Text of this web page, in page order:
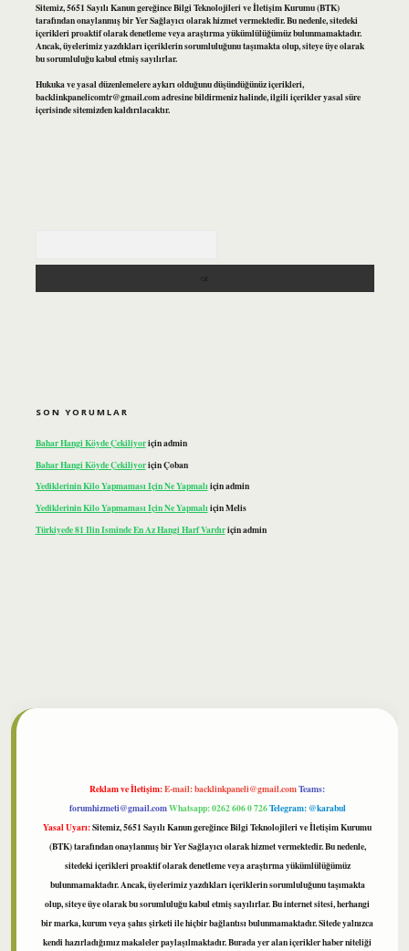
Sitemiz, 5651 Sayılı Kanun gereğince Bilgi Teknolojileri ve İletişim Kurumu (BTK)
tarafından onaylanmış bir Yer Sağlayıcı olarak hizmet vermektedir. Bu nedenle, sitedeki
içerikleri proaktif olarak denetleme veya araştırma yükümlülüğümüz bulunmamaktadır.
Ancak, üyelerimiz yazdıkları içeriklerin sorumluluğunu taşımakta olup, siteye üye olarak
bu sorumluluğu kabul etmiş sayılırlar.
Hukuka ve yasal düzenlemelere aykırı olduğunu düşündüğünüz içerikleri,
backlinkpanelicomtr@gmail.comadresine bildirmeniz halinde, ilgili içerikler yasal süre
içerisinde sitemizden kaldırılacaktır.
SON YORUMLAR
Bahar Hangi Köyde Çekiliyoriçinadmin
Bahar Hangi Köyde ÇekiliyoriçinÇoban
Yediklerinin Kilo Yapmaması Için Ne Yapmalıiçinadmin
Yediklerinin Kilo Yapmaması Için Ne YapmalıiçinMelis
Türkiyede 81 Ilin Isminde En Az Hangi Harf Vardıriçinadmin
Reklam ve İletişim:E-mail:backlinkpaneli@gmail.comTeams:
forumhizmeti@gmail.comWhatsapp: 0262 606 0 726Telegram: @karabul
Yasal Uyarı:Sitemiz, 5651 Sayılı Kanun gereğince Bilgi Teknolojileri ve İletişim Kurumu
(BTK) tarafından onaylanmış bir Yer Sağlayıcı olarak hizmet vermektedir. Bu nedenle,
sitedeki içerikleri proaktif olarak denetleme veya araştırma yükümlülüğümüz
bulunmamaktadır. Ancak, üyelerimiz yazdıkları içeriklerin sorumluluğunu taşımakta
olup, siteye üye olarak bu sorumluluğu kabul etmiş sayılırlar. Bu internet sitesi, herhangi
bir marka, kurum veya şahıs şirketi ile hiçbir bağlantısı bulunmamaktadır. Sitede yalnızca
kendi hazırladığımız makaleler paylaşılmaktadır. Burada yer alan içerikler haber niteliği